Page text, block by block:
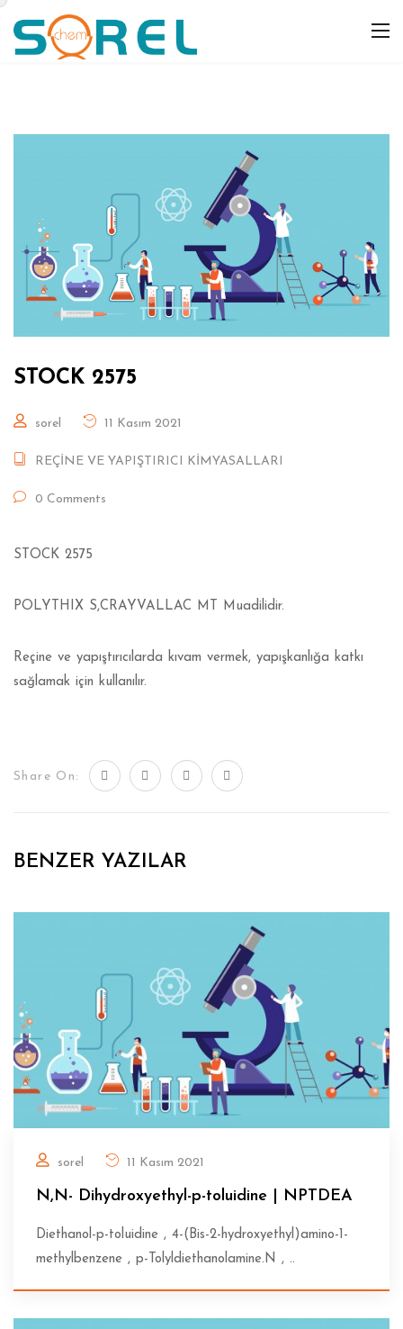
STOCK 2575
sorel 11 Kasım 2021
REÇİNE VE YAPIŞTIRICI KİMYASALLARI
0 Comments
STOCK 2575
POLYTHIX S,CRAYVALLAC MT Muadilidir.
Reçine ve yapıştırıcılarda kıvam vermek, yapışkanlığa katkı
sağlamak için kullanılır.
Share On:
BENZER YAZILAR
sorel 11 Kasım 2021
N,N- Dihydroxyethyl-p-toluidine | NPTDEA
Diethanol-p-toluidine , 4-(Bis-2-hydroxyethyl)amino-1-
methylbenzene , p-Tolyldiethanolamine.N , ..